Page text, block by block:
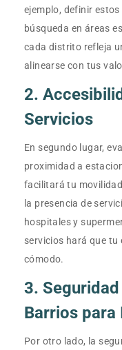
ejemplo, definir
búsqueda en áreas
cada distrito refleja
alinearse con tus
2.
Servicios
En segundo lugar,
proximidad a
facilitará tu
la presencia de
hospitales y
servicios hará que tu
cómodo.
3.
Barrios
Por otro lado, la